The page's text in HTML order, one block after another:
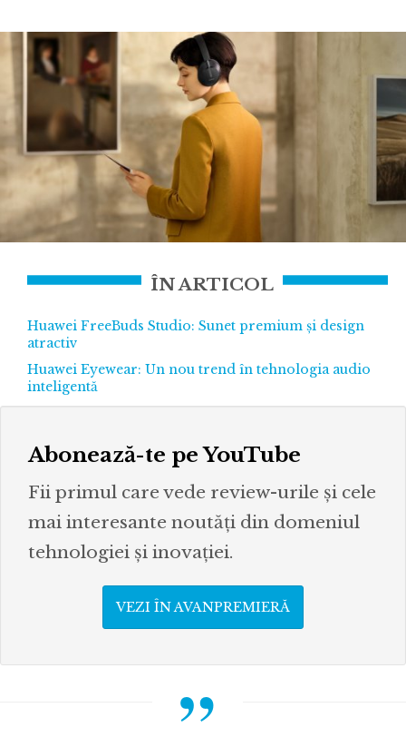
ÎN ARTICOL
Huawei FreeBuds Studio: Sunet premium și design
atractiv
Huawei Eyewear: Un nou trend în tehnologia audio
inteligentă
Abonează-te pe YouTube
Fii primul care vede review-urile și cele
mai interesante noutăți din domeniul
tehnologiei și inovației.
VEZI ÎN AVANPREMIERĂ